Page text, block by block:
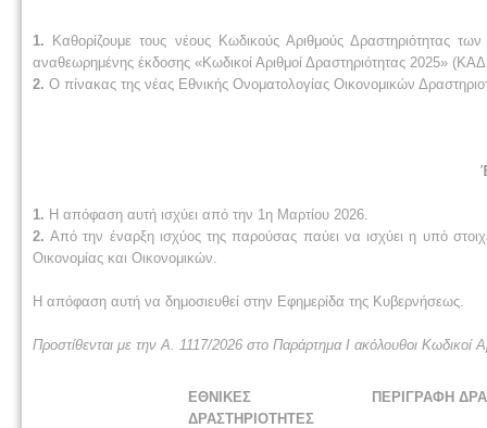
1. Καθορίζουμε τους νέους Κωδικούς Αριθμούς Δραστηριότητας
αναθεωρημένης έκδοσης «Κωδικοί Αριθμοί Δραστηριότητας 2025»
2. Ο πίνακας της νέας Εθνικής Ονοματολογίας Οικονομικών
1. Η απόφαση αυτή ισχύει από την 1η Μαρτίου 2026.
2.Από την έναρξη ισχύος της παρούσας παύει να ισχύει η υπό
Οικονομίας και Οικονομικών.
Η απόφαση αυτή να δημοσιευθεί στην Εφημερίδα της Κυβερνήσεως.
Προστίθενται με την Α. 1117/2026 στο Παράρτημα Ι ακόλουθοι Κωδικοί
ΕΘΝΙΚΕΣ
ΔΡΑΣΤΗΡΙΟΤΗΤΕΣ
ΠΕΡΙΓΡΑΦΗ